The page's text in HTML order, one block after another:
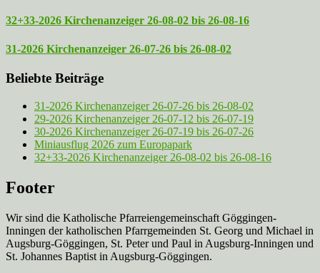
32+33-2026 Kirchenanzeiger 26-08-02 bis 26-08-16
31-2026 Kirchenanzeiger 26-07-26 bis 26-08-02
Beliebte Beiträge
31-2026 Kirchenanzeiger 26-07-26 bis 26-08-02
29-2026 Kirchenanzeiger 26-07-12 bis 26-07-19
30-2026 Kirchenanzeiger 26-07-19 bis 26-07-26
Miniausflug 2026 zum Europapark
32+33-2026 Kirchenanzeiger 26-08-02 bis 26-08-16
Footer
Wir sind die Katholische Pfarreien­gemeinschaft Göggingen-
Inningen der katholischen Pfarrgemeinden St. Georg und Michael in
Augsburg-Göggingen, St. Peter und Paul in Augsburg-Inningen und
St. Johannes Baptist in Augsburg-Göggingen.